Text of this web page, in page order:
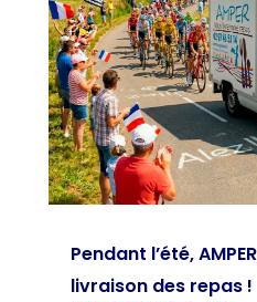
Pendant l’été,
livraison des repas !